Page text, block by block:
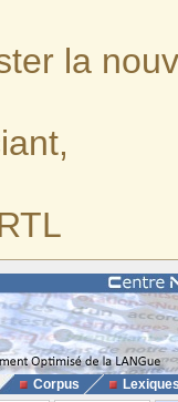
la
Corpus